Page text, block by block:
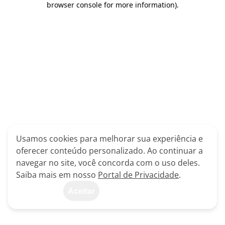
browser console for more information).
Usamos cookies para melhorar sua experiência e
oferecer conteúdo personalizado. Ao continuar a
navegar no site, você concorda com o uso deles.
Saiba mais em nosso Portal de Privacidade.